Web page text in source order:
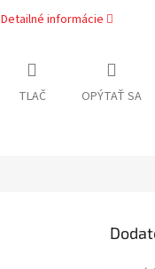
Detailné informácie
TLAČ OPÝTAŤ SA